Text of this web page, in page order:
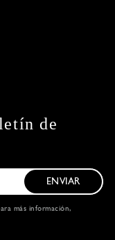
de
ENVIAR
más información,